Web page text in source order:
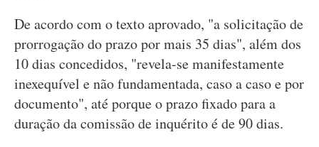
De acordo com o texto aprovado, "a solicitação de
prorrogação do prazo por mais 35 dias", além dos
10 dias concedidos, "revela-se manifestamente
inexequível e não fundamentada, caso a caso e por
documento", até porque o prazo fixado para a
duração da comissão de inquérito é de 90 dias.